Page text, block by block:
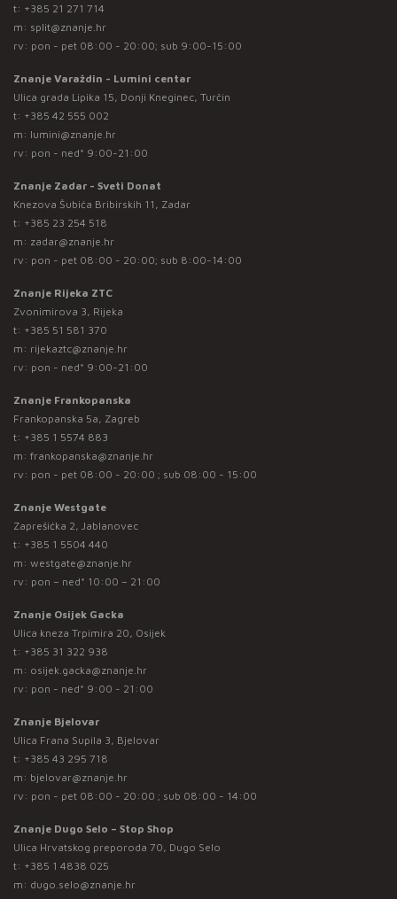
t: +385 21 271 714
m: split@znanje.hr
rv: pon - pet 08:00 - 20:00; sub 9:00-15:00
Znanje Varaždin - Lumini centar
Ulica grada Lipika 15, Donji Kneginec, Turčin
t: +385 42 555 002
m: lumini@znanje.hr
rv: pon - ned* 9:00-21:00
Znanje Zadar - Sveti Donat
Knezova Šubića Bribirskih 11, Zadar
t: +385 23 254 518
m: zadar@znanje.hr
rv: pon - pet 08:00 - 20:00; sub 8:00-14:00
Znanje Rijeka ZTC
Zvonimirova 3, Rijeka
t: +385 51 581 370
m: rijekaztc@znanje.hr
rv: pon - ned* 9:00-21:00
Znanje Frankopanska
Frankopanska 5a, Zagreb
t: +385 1 5574 883
m: frankopanska@znanje.hr
rv: pon - pet 08:00 - 20:00 ; sub 08:00 - 15:00
Znanje Westgate
Zaprešićka 2, Jablanovec
t: +385 1 5504 440
m: westgate@znanje.hr
rv: pon – ned* 10:00 – 21:00
Znanje Osijek Gacka
Ulica kneza Trpimira 20, Osijek
t: +385 31 322 938
m: osijek.gacka@znanje.hr
rv: pon - ned* 9:00 - 21:00
Znanje Bjelovar
Ulica Frana Supila 3, Bjelovar
t: +385 43 295 718
m: bjelovar@znanje.hr
rv: pon - pet 08:00 - 20:00 ; sub 08:00 - 14:00
Znanje Dugo Selo – Stop Shop
Ulica Hrvatskog preporoda 70, Dugo Selo
t: +385 1 4838 025
m: dugo.selo@znanje.hr